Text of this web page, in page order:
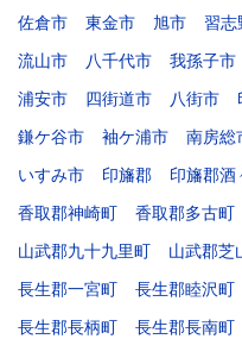
佐倉市
東金市 旭市 習志
流山市
八千代市 我孫子市
浦安市
四街道市 八街市
鎌ケ谷市
袖ケ浦市 南房総
いすみ市
印旛郡 印旛郡酒
香取郡神崎町
香取郡多古町
山武郡九十九里町
山武郡芝
長生郡一宮町
長生郡睦沢町
長生郡長柄町
長生郡長南町